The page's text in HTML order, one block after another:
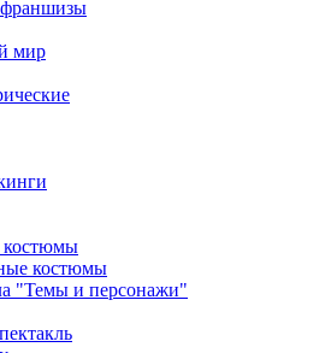
мир
костюмы
костюмы
"Темы и персонажи"